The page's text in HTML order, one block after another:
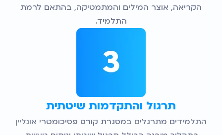
תרגול והתקדמות שיטתית
התלמידים מתרגלים במסגרת קורס פסיכומטרי אונליין
הקריאה, אוצר המילים והמתמטיקה, בהתאם לרמת
התלמיד.